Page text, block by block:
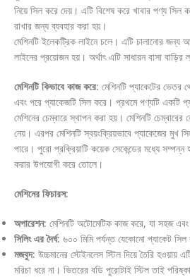
নিয়ে সিল করে দেয়। এটি বিশেষ করে খাবার পণ্য সিল
রাখার জন্য ব্যবহার করা হয়।
মেশিনটি ইলেকট্রিক লাইনে চলে। এটি চালানোর জন্য
লাইনের প্রয়োজন হয়। অর্থাৎ এটি সাধারন বাসা বাড়ির
মেশিনটি কিভাবে কাজ করে: মেশিনটি প্যাকেটের ভেতর
এবং পরে প্যাকেজটি সিল করে। প্রথমে পণ্যটি একটি
মেশিনের চেম্বারে স্থাপন করা হয়। মেশিনটি
নেয়। এরপর মেশিনটি স্বয়ংক্রিয়ভাবে প্যাকেজের মুখ
পারে। পুরো প্রক্রিয়াটি কয়েক সেকেন্ডের মধ্যে সম্পন্ন
করার উপযোগী করে তোলে।
মেশিনের ফিচারস:
অপারেশন: মেশিনটি অটোমেটিক কাজ করে, যা সহজ
সিলিং এর দৈর্ঘ: ৬০০ মিমি পর্যন্ত যেকোনো প্যাকেট সিল
মজবুদ: উচ্চমানের স্টেইনলেস স্টিল দিয়ে তৈরি হওয়ায়
মরিচা ধরে না। ভিতরের বডি পুরোটাই স্টিল তাই